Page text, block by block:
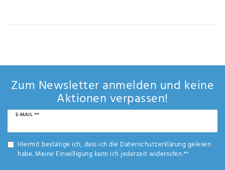
Hiermit
ich die
Daten­
Zum Newsletter anmelden und keine
Aktionen verpassen!
E-MAIL **
Newsletter
Hiermit bestätige ich, dass ich die Daten­schutz­erklärunggelesen
habe. Meine Einwilligung kann ich jederzeit widerrufen.**